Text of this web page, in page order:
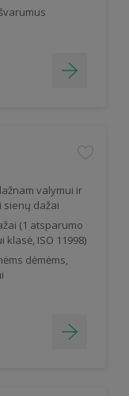
valymui ir
sienų dažai
(1 atsparumo
ISO 11998)
dėmėms,